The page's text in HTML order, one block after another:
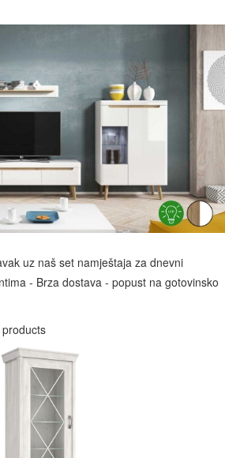
uz naš set namještaja za dnevni
- Brza dostava - popust na gotovinsko